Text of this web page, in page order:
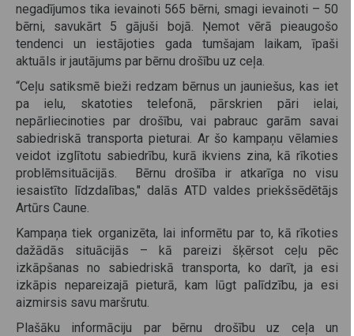
negadījumos tika ievainoti 565 bērni, smagi ievainoti – 50
bērni, savukārt 5 gājuši bojā. Ņemot vērā pieaugošo
tendenci un iestājoties gada tumšajam laikam, īpaši
aktuāls ir jautājums par bērnu drošību uz ceļa.
“Ceļu satiksmē bieži redzam bērnus un jauniešus, kas iet
pa ielu, skatoties telefonā, pārskrien pāri ielai,
nepārliecinoties par drošību, vai pabrauc garām savai
sabiedriskā transporta pieturai. Ar šo kampaņu vēlamies
veidot izglītotu sabiedrību, kurā ikviens zina, kā rīkoties
problēmsituācijās. Bērnu drošība ir atkarīga no visu
iesaistīto līdzdalības," dalās ATD valdes priekšsēdētājs
Artūrs Caune.
Kampaņa tiek organizēta, lai informētu par to, kā rīkoties
dažādās situācijās – kā pareizi šķērsot ceļu pēc
izkāpšanas no sabiedriskā transporta, ko darīt, ja esi
izkāpis nepareizajā pieturā, kam lūgt palīdzību, ja esi
aizmirsis savu maršrutu.
Plašāku informāciju par bērnu drošību uz ceļa un